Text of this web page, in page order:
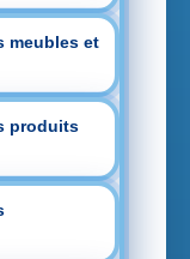
meubles et
produits